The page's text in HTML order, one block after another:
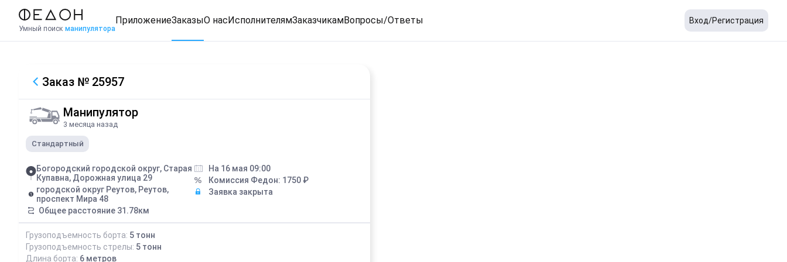
Умный поиск манипулятора
ПриложениеЗаказыО насИсполнителямЗаказчикамВопросы/Ответы Вход/Регистрация
Заказ № 25957
Манипулятор
3 месяца назад
Стандартный
Богородский городской округ, Старая
Купавна, Дорожная улица 29
городской округ Реутов, Реутов,
проспект Мира 48
Общее расстояние 31.78км
На 16 мая 09:00
Комиссия Федон: 1750 ₽
Заявка закрыта
Грузоподъемность борта: 5 тонн
Грузоподъемность стрелы: 5 тонн
Длина борта: 6 метров